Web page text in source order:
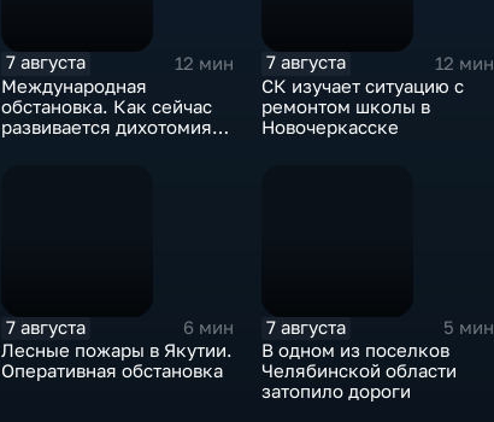
7 августа
12 мин
Международная
обстановка. Как сейчас
развивается дихотомия
7 августа
12 мин
СК изучает ситуацию с
ремонтом школы в
Новочеркасске
7 августа
6 мин
Лесные пожары в Якутии.
Оперативная обстановка
7 августа
5 мин
В одном из поселков
Челябинской области
затопило дороги